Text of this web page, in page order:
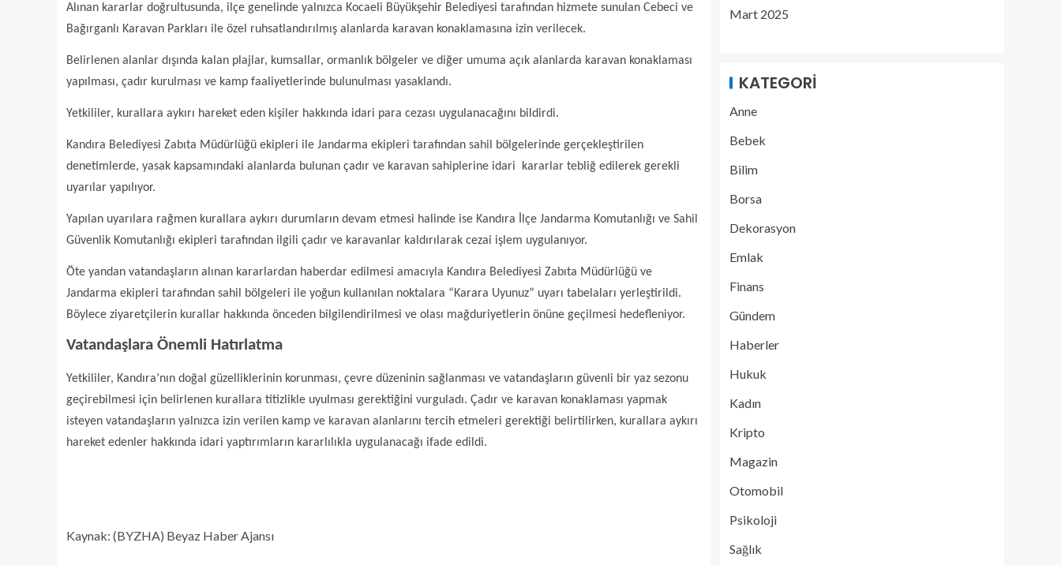
Alınan kararlar doğrultusunda, ilçe genelinde yalnızca Kocaeli Büyükşehir Belediyesi tarafından hizmete sunulan Cebeci ve
Bağırganlı Karavan Parkları ile özel ruhsatlandırılmış alanlarda karavan konaklamasına izin verilecek.
Belirlenen alanlar dışında kalan plajlar, kumsallar, ormanlık bölgeler ve diğer umuma açık alanlarda karavan konaklaması
yapılması, çadır kurulması ve kamp faaliyetlerinde bulunulması yasaklandı.
Yetkililer, kurallara aykırı hareket eden kişiler hakkında idari para cezası uygulanacağını bildirdi.
Kandıra Belediyesi Zabıta Müdürlüğü ekipleri ile Jandarma ekipleri tarafından sahil bölgelerinde gerçekleştirilen
denetimlerde, yasak kapsamındaki alanlarda bulunan çadır ve karavan sahiplerine idari kararlar tebliğ edilerek gerekli
uyarılar yapılıyor.
Yapılan uyarılara rağmen kurallara aykırı durumların devam etmesi halinde ise Kandıra İlçe Jandarma Komutanlığı ve Sahil
Güvenlik Komutanlığı ekipleri tarafından ilgili çadır ve karavanlar kaldırılarak cezai işlem uygulanıyor.
Öte yandan vatandaşların alınan kararlardan haberdar edilmesi amacıyla Kandıra Belediyesi Zabıta Müdürlüğü ve
Jandarma ekipleri tarafından sahil bölgeleri ile yoğun kullanılan noktalara “Karara Uyunuz” uyarı tabelaları yerleştirildi.
Böylece ziyaretçilerin kurallar hakkında önceden bilgilendirilmesi ve olası mağduriyetlerin önüne geçilmesi hedefleniyor.
Vatandaşlara Önemli Hatırlatma
Yetkililer, Kandıra’nın doğal güzelliklerinin korunması, çevre düzeninin sağlanması ve vatandaşların güvenli bir yaz sezonu
geçirebilmesi için belirlenen kurallara titizlikle uyulması gerektiğini vurguladı. Çadır ve karavan konaklaması yapmak
isteyen vatandaşların yalnızca izin verilen kamp ve karavan alanlarını tercih etmeleri gerektiği belirtilirken, kurallara aykırı
hareket edenler hakkında idari yaptırımların kararlılıkla uygulanacağı ifade edildi.
Kaynak: (BYZHA) Beyaz Haber Ajansı
Mart 2025
KATEGORI
Anne
Bebek
Bilim
Borsa
Dekorasyon
Emlak
Finans
Gündem
Haberler
Hukuk
Kadın
Kripto
Magazin
Otomobil
Psikoloji
Sağlık